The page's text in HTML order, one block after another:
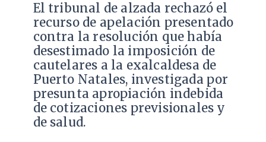
​El tribunal de alzada rechazó el
recurso de apelación presentado
contra la resolución que había
desestimado la imposición de
cautelares a la exalcaldesa de
Puerto Natales, investigada por
presunta apropiación indebida
de cotizaciones previsionales y
de salud.